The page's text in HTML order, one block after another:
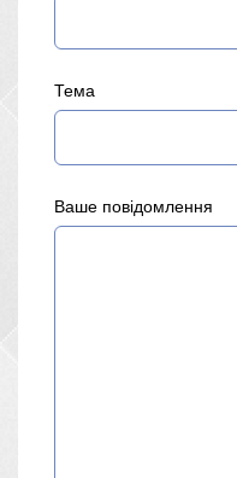
Тема
Ваше повідомлення